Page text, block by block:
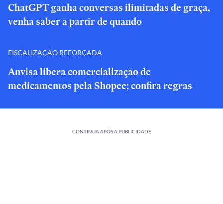
ChatGPT ganha conversas ilimitadas de graça,
venha saber a partir de quando
FISCALIZAÇÃO REFORÇADA
Anvisa libera comercialização de
medicamentos pela Shopee; confira regras
CONTINUA APÓS A PUBLICIDADE